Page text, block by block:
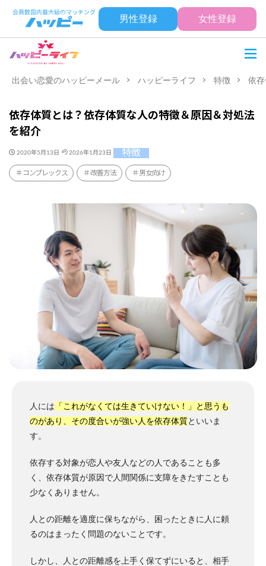
男性登録 女性登録
出会い恋愛のハッピーメール ハッピーライフ 特徴 依
依存体質とは？依存体質な人の特徴＆原因＆対処法
を紹介
2020年5月13日 2026年1月23日 特徴
コンプレックス 改善方法 男女向け
人には 「これがなくては生きていけない！」と思うも
のがあり、その度合いが強い人を依存体質といいま
す。
依存する対象が恋人や友人などの人であることも多
く、依存体質が原因で人間関係に支障をきたすことも
少なくありません。
人との距離を適度に保ちながら、困ったときに人に頼
るのはまったく問題のないことです。
しかし、人との距離感を上手く保てずにいると、相手